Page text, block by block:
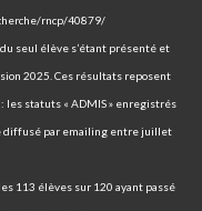
rncp/40879/
seul élève s’étant présenté et
2025. Ces résultats reposent
les statuts « ADMIS » enregistrés
diffusé par emailing entre juillet
113 élèves sur 120 ayant passé